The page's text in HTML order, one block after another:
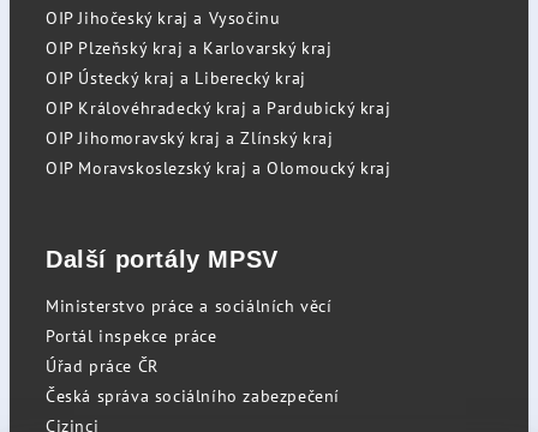
OIP Jihočeský kraj a Vysočinu
OIP Plzeňský kraj a Karlovarský kraj
OIP Ústecký kraj a Liberecký kraj
OIP Královéhradecký kraj a Pardubický kraj
OIP Jihomoravský kraj a Zlínský kraj
OIP Moravskoslezský kraj a Olomoucký kraj
Další portály MPSV
Ministerstvo práce a sociálních věcí
Portál inspekce práce
Úřad práce ČR
Česká správa sociálního zabezpečení
Cizinci